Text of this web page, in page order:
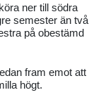
ner till södra
semester än två
på obestämd
fram emot att
högt.